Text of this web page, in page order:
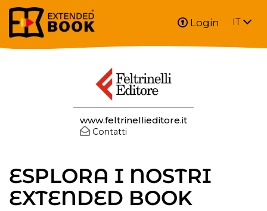
Login IT
FELTRINELLI EDITORE SPA
www.feltrinellieditore.it
Contatti
ESPLORA I NOSTRI
EXTENDED BOOK